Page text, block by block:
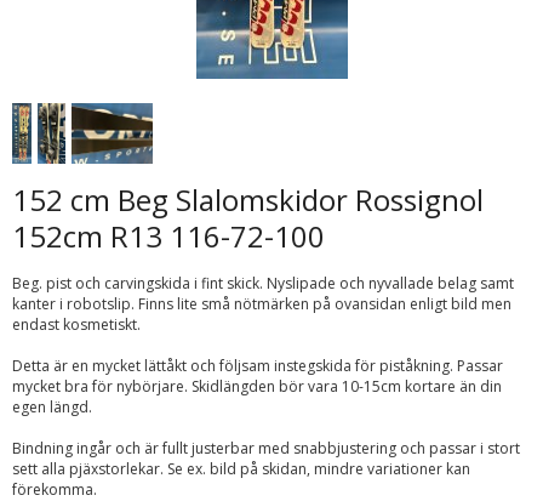
152 cm Beg Slalomskidor Rossignol
152cm R13 116-72-100
Beg. pist och carvingskida i fint skick. Nyslipade och nyvallade belag samt
kanter i robotslip. Finns lite små nötmärken på ovansidan enligt bild men
endast kosmetiskt.
Detta är en mycket lättåkt och följsam instegskida för piståkning. Passar
mycket bra för nybörjare. Skidlängden bör vara 10-15cm kortare än din
egen längd.
Bindning ingår och är fullt justerbar med snabbjustering och passar i stort
sett alla pjäxstorlekar. Se ex. bild på skidan, mindre variationer kan
förekomma.